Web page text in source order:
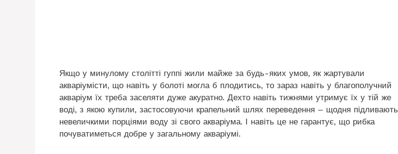
Якщо у минулому столітті гуппі жили майже за будь-яких умов, як жартували
акваріумісти, що навіть у болоті могла б плодитись, то зараз навіть у благополучний
акваріум їх треба заселяти дуже акуратно. Дехто навіть тижнями утримує їх у тій же
воді, з якою купили, застосовуючи крапельний шлях переведення – щодня підливають
невеличкими порціями воду зі свого акваріума. І навіть це не гарантує, що рибка
почуватиметься добре у загальному акваріумі.